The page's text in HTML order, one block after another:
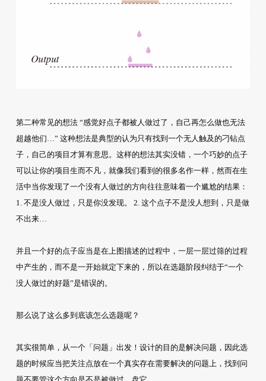
第二种常见的想法 “感觉好点子都被人做过了，自己再怎么做也无法
超越他们…” 这种想法是典型的认为只有找到一个无人触及的刁钻点
子，自己的项目才算有意思。这样的想法其实没错，一个巧妙的点子
可以让你的项目生而不凡，就像我们看到的很多名作一样，然而在生
活中当你发现了一个没有人做过的方向往往意味着一个尴尬的结果：
1. 不是没人做过，只是你没发现。 2. 这个点子不是没人想到，只是做
不出来…
并且一个好的点子应当是在上图描述的过程中，一层一层过筛的过程
中产生的，而不是一开始就定下来的，所以在选题阶段纠结于“一个
没人做过的好题”是错误的。
那么说了这么多到底该怎么选题呢？
其实很简单，从一个「问题」出发！设计的目的是解决问题，因此选
题的时候应当把关注点放在一个真实存在需要解决的问题上，找到问